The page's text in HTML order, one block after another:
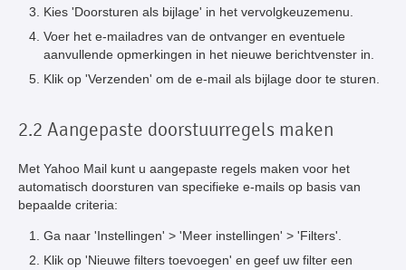
Kies 'Doorsturen als bijlage' in het vervolgkeuzemenu.
Voer het e-mailadres van de ontvanger en eventuele
aanvullende opmerkingen in het nieuwe berichtvenster in.
Klik op 'Verzenden' om de e-mail als bijlage door te sturen.
2.2 Aangepaste doorstuurregels maken
Met Yahoo Mail kunt u aangepaste regels maken voor het
automatisch doorsturen van specifieke e-mails op basis van
bepaalde criteria:
Ga naar 'Instellingen' > 'Meer instellingen' > 'Filters'.
Klik op 'Nieuwe filters toevoegen' en geef uw filter een